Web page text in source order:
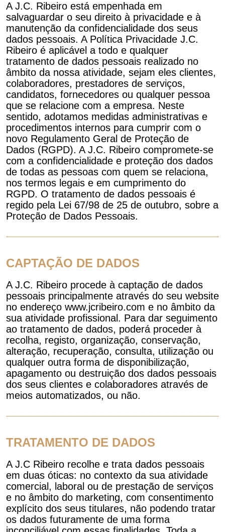
A J.C. Ribeiro está empenhada em
salvaguardar o seu direito à privacidade e à
manutenção da confidencialidade dos seus
dados pessoais. A Política Privacidade J.C.
Ribeiro é aplicável a todo e qualquer
tratamento de dados pessoais realizado no
âmbito da nossa atividade, sejam eles clientes,
colaboradores, prestadores de serviços,
candidatos, fornecedores ou qualquer pessoa
que se relacione com a empresa. Neste
sentido, adotamos medidas administrativas e
procedimentos internos para cumprir com o
novo Regulamento Geral de Proteção de
Dados (RGPD). A J.C. Ribeiro compromete-se
com a confidencialidade e proteção dos dados
de todas as pessoas com quem se relaciona,
nos termos legais e em cumprimento do
RGPD. O tratamento de dados pessoais é
regido pela Lei 67/98 de 25 de outubro, sobre a
Proteção de Dados Pessoais.
CAPTAÇÃO DE DADOS
A J.C. Ribeiro procede à captação de dados
pessoais principalmente através do seu website
no endereço www.jcribeiro.com e no âmbito da
sua atividade profissional. Para dar seguimento
ao tratamento de dados, poderá proceder à
recolha, registo, organização, conservação,
alteração, recuperação, consulta, utilização ou
qualquer outra forma de disponibilização,
apagamento ou destruição dos dados pessoais
dos seus clientes e colaboradores através de
meios automatizados, ou não.
TRATAMENTO DE DADOS
A J.C Ribeiro recolhe e trata dados pessoais
em duas óticas: no contexto da sua atividade
comercial, laboral ou de prestação de serviços
e no âmbito do marketing, com consentimento
explícito dos seus titulares, não podendo tratar
os dados futuramente de uma forma